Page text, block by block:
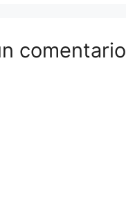
comentario